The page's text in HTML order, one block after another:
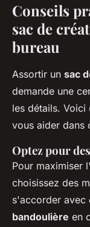
Conseils
sac de
bureau
Assortir un sac
demande une
les détails. Voici
vous aider dans
Optez pour
Pour maximiser
choisissez des
s'accorder avec
bandoulière en